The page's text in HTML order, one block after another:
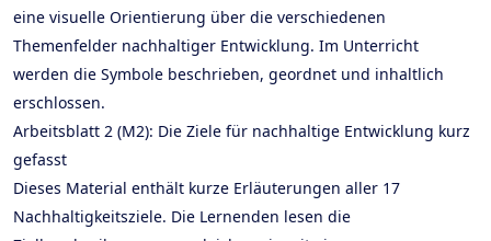
eine visuelle Orientierung über die verschiedenen
Themenfelder nachhaltiger Entwicklung. Im Unterricht
werden die Symbole beschrieben, geordnet und inhaltlich
erschlossen.
Arbeitsblatt 2 (M2): Die Ziele für nachhaltige Entwicklung kurz
gefasst
Dieses Material enthält kurze Erläuterungen aller 17
Nachhaltigkeitsziele. Die Lernenden lesen die